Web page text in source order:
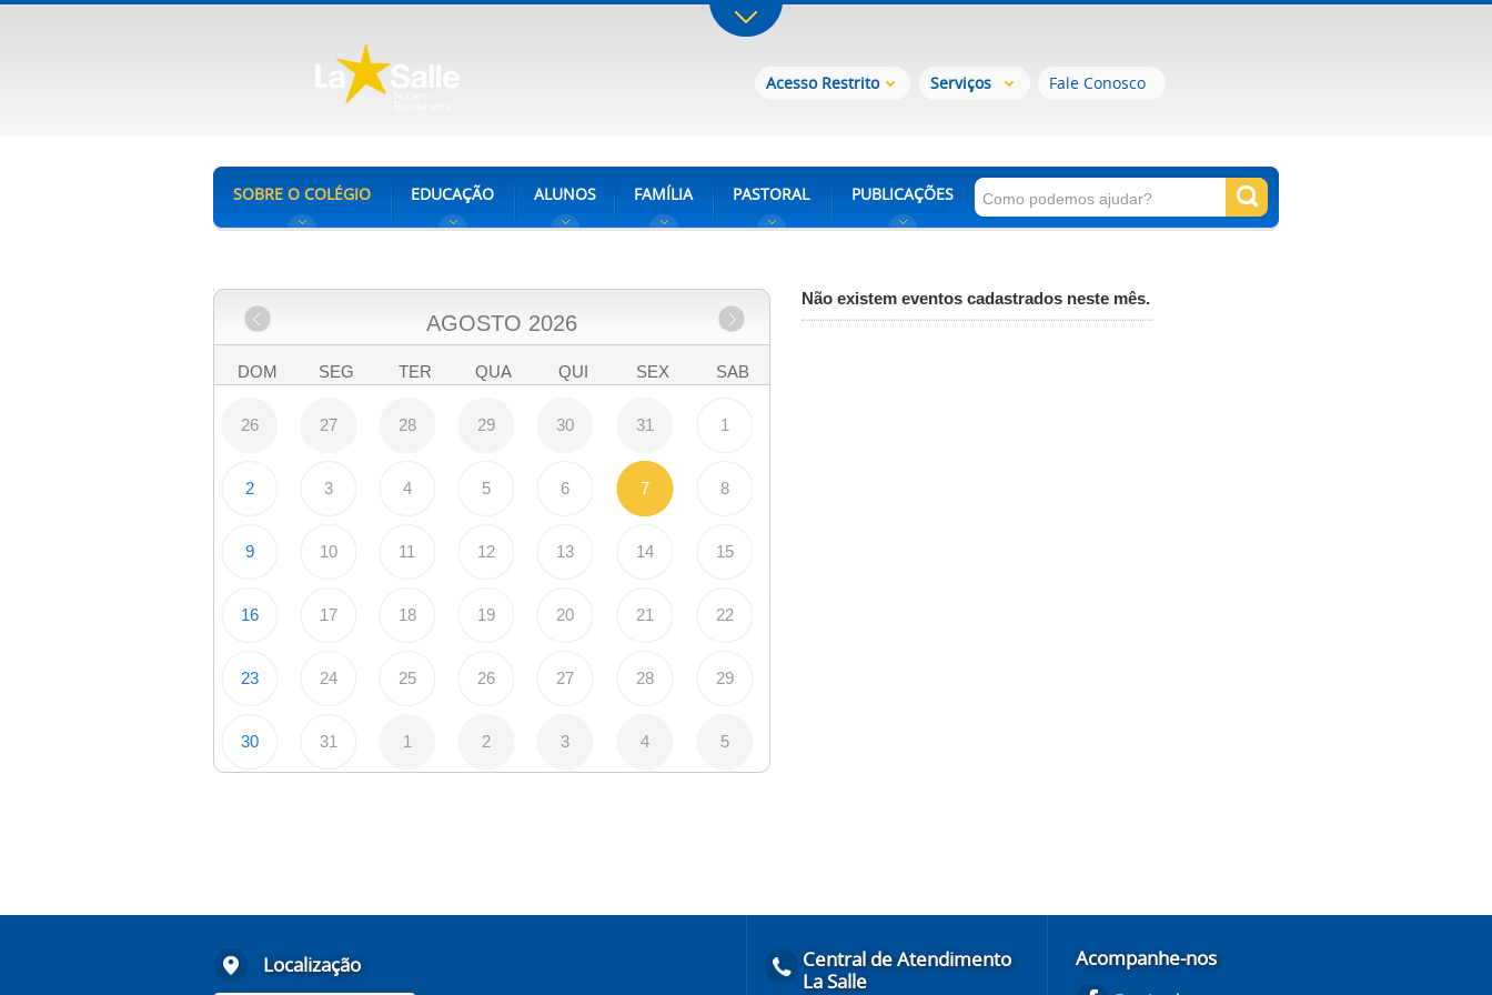
Acesso Restrito Serviços Fale Conosco
SOBRE O COLÉGIO EDUCAÇÃO ALUNOS FAMÍLIA PASTORAL PUBLICAÇÕES
AGOSTO 2026
DOM SEG TER QUA QUI SEX SAB
26 27 28 29 30 31 1
2 3 4 5 6 7 8
9 10 11 12 13 14 15
16 17 18 19 20 21 22
23 24 25 26 27 28 29
30 31 1 2 3 4 5
Não existem eventos cadastrados neste mês.
Localização
Central de Atendimento
La Salle
Acompanhe-nos